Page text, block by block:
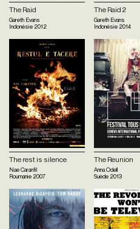
The Raid
Gareth Evans
Indonésie 2012
The Raid 2
Gareth Evans
Indonésie 2014
The rest is silence
Nae Caranfil
Roumanie 2007
The Reunion
Anna Odell
Suède 2013